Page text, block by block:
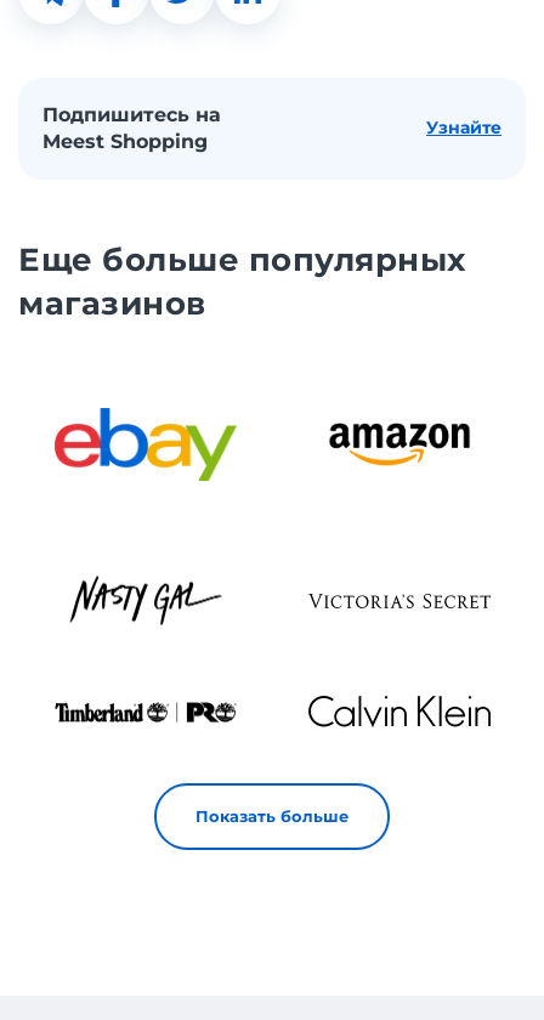
Подпишитесь на
Meest Shopping
Узнайте
Еще больше популярных
магазинов
Показать больше